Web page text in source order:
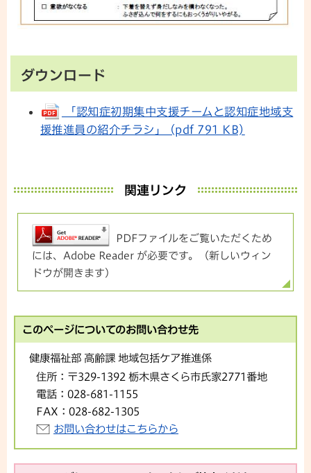
ダウンロード
「認知症初期集中支援チームと認知症地域支
援推進員の紹介チラシ」 (pdf 791 KB)
関連リンク
PDFファイルをご覧いただくため
には、Adobe Reader が必要です。（新しいウィン
ドウが開きます）
このページについてのお問い合わせ先
健康福祉部 高齢課 地域包括ケア推進係
住所： 〒329-1392 栃木県さくら市氏家2771番地
電話： 028-681-1155
FAX： 028-682-1305
お問い合わせはこちらから